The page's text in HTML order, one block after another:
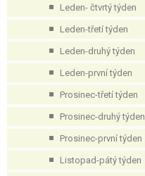
Leden- čtvrtý týden
Leden-třetí týden
Leden-druhý týden
Leden-první týden
Prosinec-třetí týden
Prosinec-druhý týden
Prosinec-první týden
Listopad-pátý týden